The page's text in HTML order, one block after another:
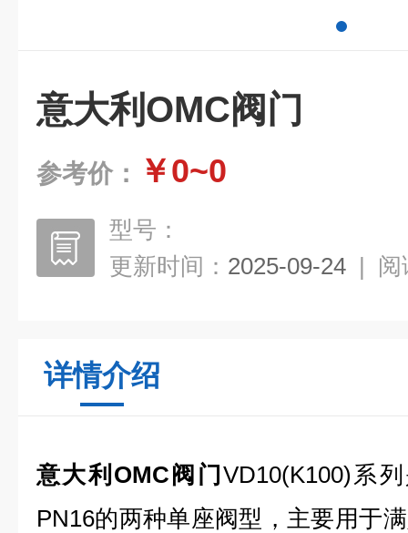
意大利OMC阀门
参考价： ￥0~0
型号：
更新时间： 2025-09-24 | 阅
详情介绍
意大利OMC阀门 VD10(K100)系
PN16的两种单座阀型，主要用于